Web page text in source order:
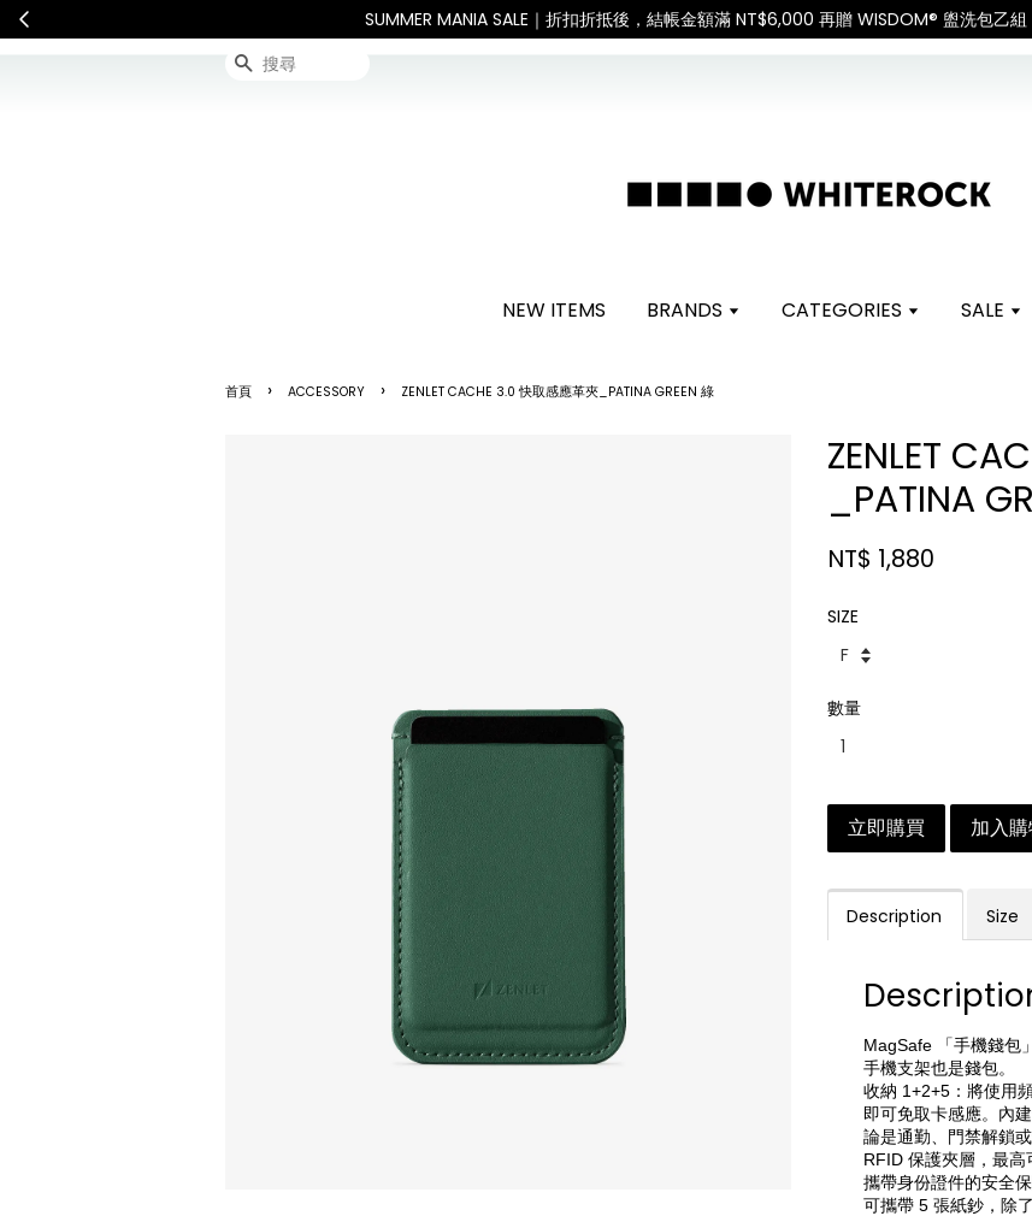
responsible for all customs duties and taxes.「國際配送：各國進口關稅與稅費須由收件人自行負擔。」 Check for
搜尋
NEW ITEMS BRANDS CATEGORIES SALE
首頁 › ACCESSORY › ZENLET CACHE 3.0 快取感應革夾_PATINA GREEN 綠
ZENLET
_PATINA
NT$ 1,880
SIZE
數量
立即購買 加入
Description Size
MagSafe 「手機錢包
手機支架也是錢包。
收納 1+2+5：將使用
即可免取卡感應。內
論是通勤、門禁解鎖
RFID 保護夾層，最
攜帶身份證件的安全
可攜帶 5 張紙鈔，除